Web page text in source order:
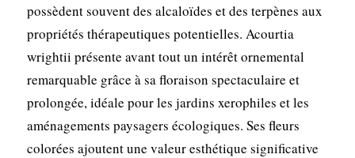
possèdent souvent des alcaloïdes et des terpènes aux
propriétés thérapeutiques potentielles. Acourtia
wrightii présente avant tout un intérêt ornemental
remarquable grâce à sa floraison spectaculaire et
prolongée, idéale pour les jardins xerophiles et les
aménagements paysagers écologiques. Ses fleurs
colorées ajoutent une valeur esthétique significative